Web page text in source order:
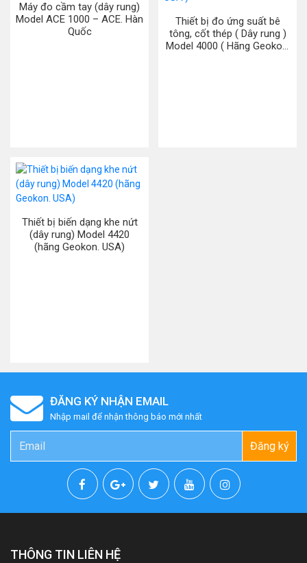
Máy đo cầm tay (dây rung)
Model ACE 1000 – ACE. Hàn
Quốc
Thiết bị đo ứng suất bê
tông, cốt thép ( Dây rung )
Model 4000 ( Hãng Geokon.
Thiết bị biến dạng khe nứt
(dây rung) Model 4420
(hãng Geokon. USA)
ĐĂNG KÝ NHẬN EMAIL
Nhập mail để nhận thông báo mới nhất
Đăng ký
THÔNG TIN LIÊN HỆ